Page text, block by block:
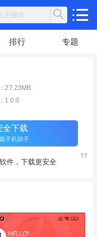
排行 专题
27.23MB
1.0.0
全下载
手机助手
件，下载更安全